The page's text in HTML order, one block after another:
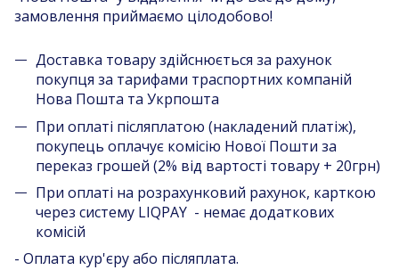
замовлення приймаємо цілодобово!
Доставка товару здійснюється за рахунок
покупця за тарифами траспортних компаній
Нова Пошта та Укрпошта
При оплаті післяплатою (накладений платіж),
покупець оплачує комісію Нової Пошти за
переказ грошей (2% від вартості товару + 20грн)
При оплаті на розрахунковий рахунок, карткою
через систему LIQPAY - немає додаткових
комісій
- Оплата кур'єру або післяплата.